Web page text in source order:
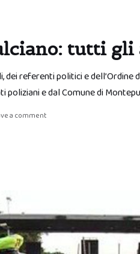
tutti
referenti politici e dell’Ordine
e dal Comune di
a comment